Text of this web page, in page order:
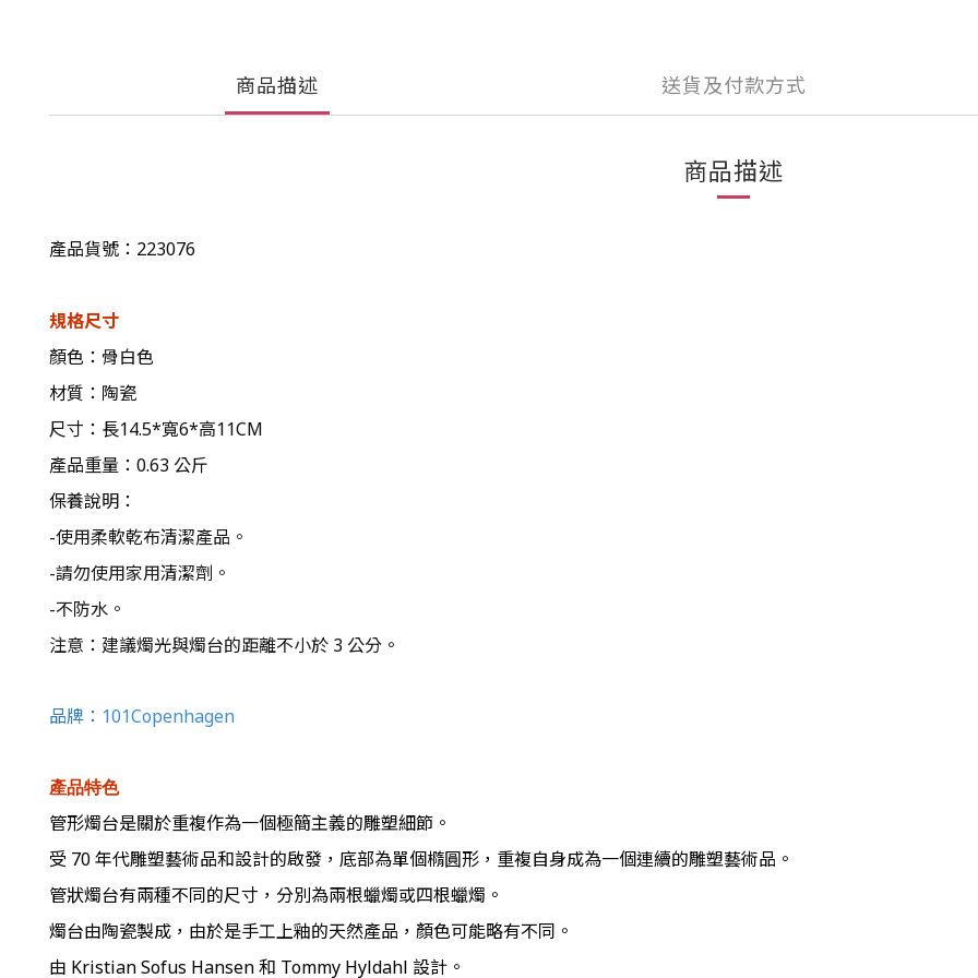
商品描述 送貨及付款方式
商品描述
產品貨號：223076
規格尺寸
顏色 ：骨白色
材質：陶瓷
尺寸：長14.5*寬6*高11CM
產品重量：0.63 公斤
保養說明：
-使用柔軟乾布清潔產品。
-請勿使用家用清潔劑。
-不防水。
注意：建議燭光與燭台的距離不小於 3 公分。
品牌： 101Copenhagen
產品特色
管形燭台是關於重複作為一個極簡主義的雕塑細節。
受 70 年代雕塑藝術品和設計的啟發，底部為單個橢圓形，重複自身成為一個連續的雕塑藝術品。
管狀燭台有兩種不同的尺寸，分別為兩根蠟燭或四根蠟燭。
燭台由陶瓷製成，由於是手工上釉的天然產品，顏色可能略有不同。
由 Kristian Sofus Hansen 和 Tommy Hyldahl 設計。